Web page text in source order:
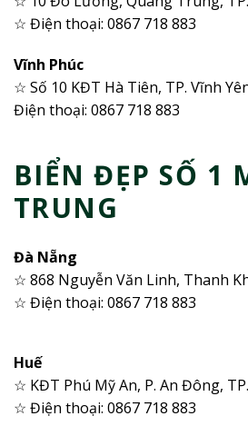
☆ Điện thoại: 0867 718 883
Vĩnh Phúc
☆ Số 10 KĐT Hà Tiên, TP. Vĩnh
Điện thoại: 0867 718 883
BIỂN ĐẸP SỐ 1
TRUNG
Đà Nẵng
☆ 868 Nguyễn Văn Linh, Thanh
☆ Điện thoại: 0867 718 883
Huế
☆ KĐT Phú Mỹ An, P. An Đông,
☆ Điện thoại: 0867 718 883